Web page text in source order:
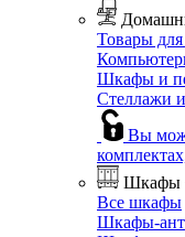
Товары
Шкафы и
Стеллажи
Вы
Шкафы
Все шкафы
Шкафы-